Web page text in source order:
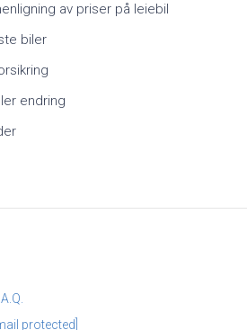
av priser på leiebil
biler
endring
protected]